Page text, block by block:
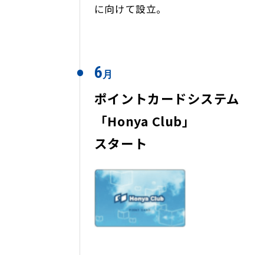
に向けて設立。
6月
ポイントカードシステム
「Honya Club」
スタート